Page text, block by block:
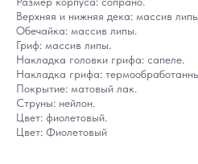
Верхняя и нижняя дека: массив
Обечайка: массив липы.
Гриф: массив липы.
Накладка головки грифа: сапеле.
Накладка грифа:
Покрытие: матовый лак.
Струны: нейлон.
Цвет: фиолетовый.
Цвет: Фиолетовый